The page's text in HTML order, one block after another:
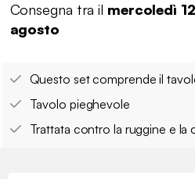
Consegna tra il mercoledì
agosto
Questo set comprende il
Tavolo pieghevole
Trattata contro la ruggine e la